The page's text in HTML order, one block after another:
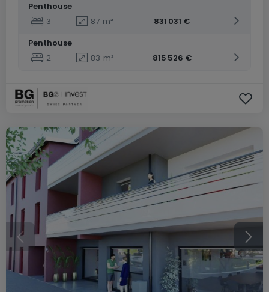
Penthouse
3
87 m²
831 031 €
Penthouse
2
83 m² 815 526 €